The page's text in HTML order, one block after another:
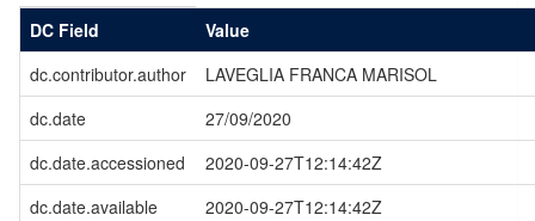
DC Field
Value
dc.contributor.author
LAVEGLIA FRANCA MARISOL
dc.date
27/09/2020
dc.date.accessioned
2020-09-27T12:14:42Z
dc.date.available
2020-09-27T12:14:42Z